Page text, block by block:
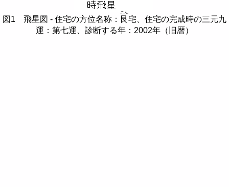
図1 飛星図 - 住宅の方位名称： 艮
ごん
宅、住宅の完成時の三元九
運：第七運、診断する年：2002年（旧暦）